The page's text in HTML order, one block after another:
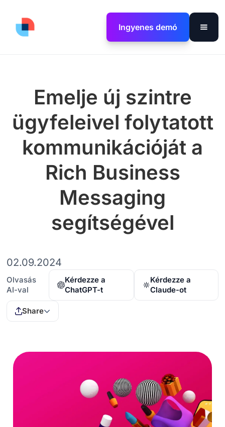
Ingyenes demó
Emelje új szintre
ügyfeleivel folytatott
kommunikációját a
Rich Business
Messaging
segítségével
02.09.2024
Olvasás
AI-val
Kérdezze a
ChatGPT-t
Kérdezze a
Claude-ot
Share